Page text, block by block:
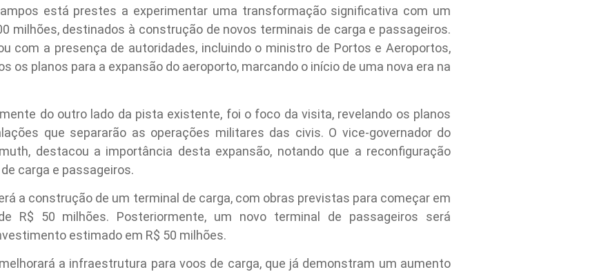
está prestes a experimentar uma transformação significativa com um
milhões, destinados à construção de novos terminais de carga e passageiros.
com a presença de autoridades, incluindo o ministro de Portos e Aeroportos,
os planos para a expansão do aeroporto, marcando o início de uma nova era na
do outro lado da pista existente, foi o foco da visita, revelando os planos
que separarão as operações militares das civis. O vice-governador do
destacou a importância desta expansão, notando que a reconfiguração
carga e passageiros.
a construção de um terminal de carga, com obras previstas para começar em
R$ 50 milhões. Posteriormente, um novo terminal de passageiros será
estimado em R$ 50 milhões.
a infraestrutura para voos de carga, que já demonstram um aumento